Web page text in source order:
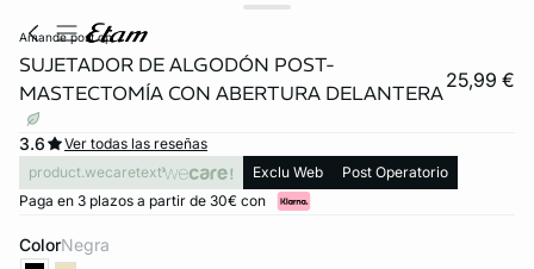
amande post op
SUJETADOR DE ALGODÓN POST-
MASTECTOMÍA CON ABERTURA DELANTERA
25,99 €
3.6
Ver todas las reseñas
product.wecaretext
Exclu Web
Post Operatorio
Paga en 3 plazos a partir de 30€ con
Color negra